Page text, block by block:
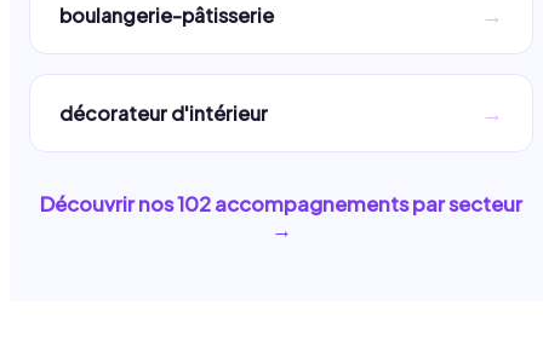
boulangerie-pâtisserie →
décorateur d'intérieur →
Découvrir nos102accompagnements par secteur
→